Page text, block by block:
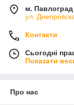
м. Павлоград
ул.
Контакти
Сьогодні
Показати
Про нас